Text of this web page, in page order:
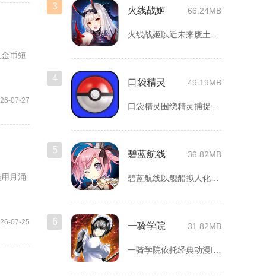
币短
07-27
月涌
07-25
3 火线战姬 66.24MB
火线战姬以近未来废土世界为故事舞台，融合二次元战姬收集、轻策...
4 口袋精灵 49.19MB
口袋精灵围绕精灵捕捉、养成、回合对战搭建完整冒险体系，玩家化...
5 碧蓝航线 36.82MB
碧蓝航线以舰船拟人化为核心载体，将各类历史战舰塑造成风格各异...
6 一骑学院 31.82MB
一骑学院依托经典动漫IP改编，把三国武将化身学院少女角色，主...